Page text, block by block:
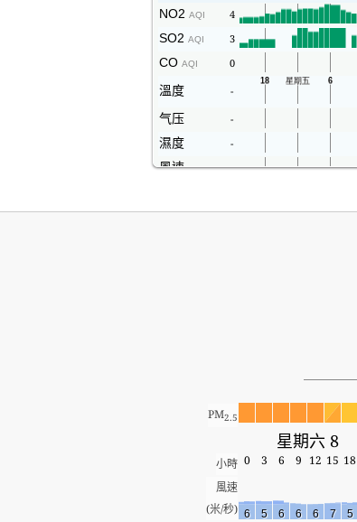
NO2 AQI 4
SO2 AQI 3
CO AQI 0
溫度 -
气压 -
濕度 -
風速 -
PM2.5
星期六 8
小時 0 3 6 9 12 15 18
風速
(米/秒) 6 5 6 6 6 7 5